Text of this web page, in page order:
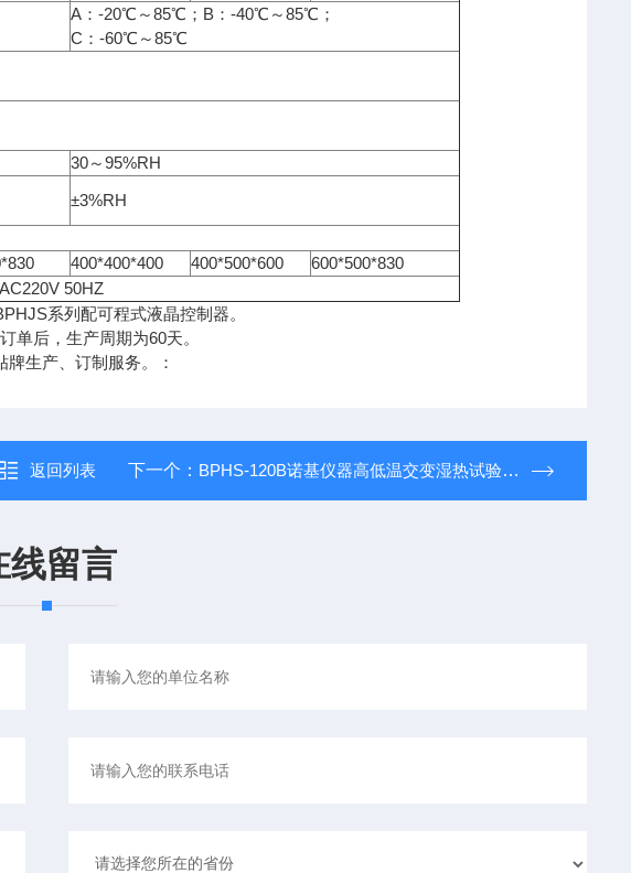
A：-20℃～85℃；B：-40℃～85℃；
C：-60℃～85℃
30～95%RH
±3%RH
400*400*400 400*500*600
600*500*830
50HZ
系列配可程式液晶控制器。
后，生产周期为60天。
生产、订制服务。：
返回列表 下一个： BPHS-120B诺基仪器高低温交变湿热试验箱BPHS-120B*
线留言